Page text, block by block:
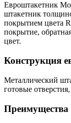
Евроштакетник
штакетник
покрытием цвета
покрытие,
цвет.
Конструкция
Металлический
готовые
Преимущества